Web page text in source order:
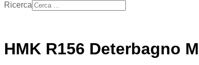
Ricerca
HMK R156 Deterbagno